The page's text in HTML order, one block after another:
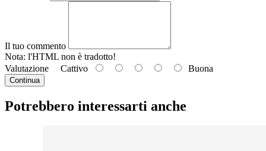
Il tuo commento
Nota: l'HTML non è tradotto!
Valutazione Cattivo Buona
Continua
Potrebbero interessarti anche